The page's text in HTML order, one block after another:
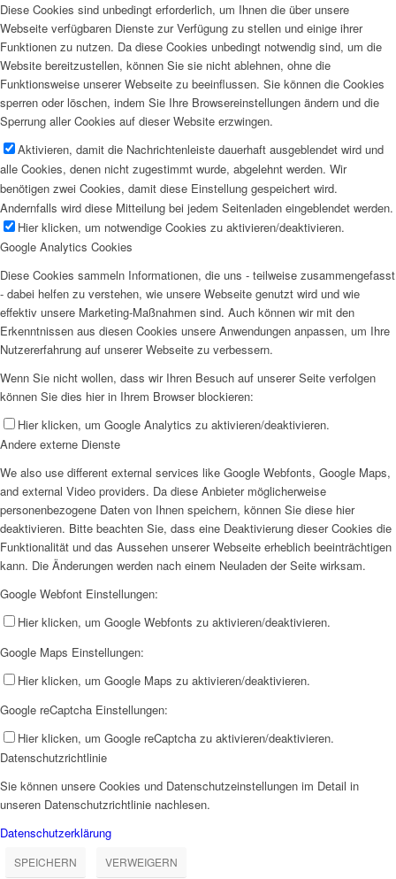
Diese Cookies sind unbedingt erforderlich, um Ihnen die über unsere
Webseite verfügbaren Dienste zur Verfügung zu stellen und einige ihrer
Funktionen zu nutzen. Da diese Cookies unbedingt notwendig sind, um die
Website bereitzustellen, können Sie sie nicht ablehnen, ohne die
Funktionsweise unserer Webseite zu beeinflussen. Sie können die Cookies
sperren oder löschen, indem Sie Ihre Browsereinstellungen ändern und die
Sperrung aller Cookies auf dieser Website erzwingen.
Aktivieren, damit die Nachrichtenleiste dauerhaft ausgeblendet wird und
alle Cookies, denen nicht zugestimmt wurde, abgelehnt werden. Wir
benötigen zwei Cookies, damit diese Einstellung gespeichert wird.
Andernfalls wird diese Mitteilung bei jedem Seitenladen eingeblendet werden.
Hier klicken, um notwendige Cookies zu aktivieren/deaktivieren.
Google Analytics Cookies
Diese Cookies sammeln Informationen, die uns - teilweise zusammengefasst
- dabei helfen zu verstehen, wie unsere Webseite genutzt wird und wie
effektiv unsere Marketing-Maßnahmen sind. Auch können wir mit den
Erkenntnissen aus diesen Cookies unsere Anwendungen anpassen, um Ihre
Nutzererfahrung auf unserer Webseite zu verbessern.
Wenn Sie nicht wollen, dass wir Ihren Besuch auf unserer Seite verfolgen
können Sie dies hier in Ihrem Browser blockieren:
Hier klicken, um Google Analytics zu aktivieren/deaktivieren.
Andere externe Dienste
We also use different external services like Google Webfonts, Google Maps,
and external Video providers. Da diese Anbieter möglicherweise
personenbezogene Daten von Ihnen speichern, können Sie diese hier
deaktivieren. Bitte beachten Sie, dass eine Deaktivierung dieser Cookies die
Funktionalität und das Aussehen unserer Webseite erheblich beeinträchtigen
kann. Die Änderungen werden nach einem Neuladen der Seite wirksam.
Google Webfont Einstellungen:
Hier klicken, um Google Webfonts zu aktivieren/deaktivieren.
Google Maps Einstellungen:
Hier klicken, um Google Maps zu aktivieren/deaktivieren.
Google reCaptcha Einstellungen:
Hier klicken, um Google reCaptcha zu aktivieren/deaktivieren.
Datenschutzrichtlinie
Sie können unsere Cookies und Datenschutzeinstellungen im Detail in
unseren Datenschutzrichtlinie nachlesen.
Datenschutzerklärung
SPEICHERN VERWEIGERN